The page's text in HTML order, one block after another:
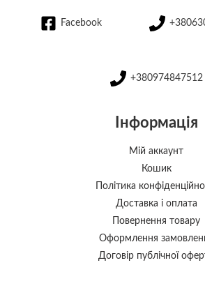
Facebook
+380974847512
Інформація
Мій аккаунт
Кошик
Політика
Доставка і оплата
Повернення товару
Оформлення
Договір публічної